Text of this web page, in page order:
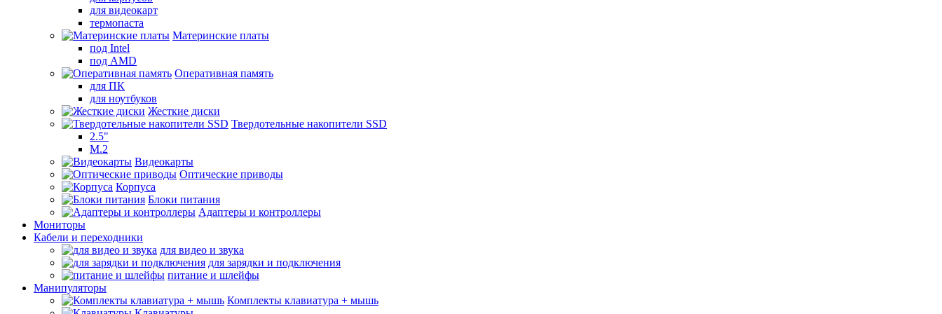
для видеокарт
термопаста
Материнские платы
под Intel
под AMD
Оперативная память
для ПК
для ноутбуков
Жесткие диски
Твердотельные накопители SSD
2.5"
M.2
Видеокарты
Оптические приводы
Корпуса
Блоки питания
Адаптеры и контроллеры
Мониторы
Кабели и переходники
для видео и звука
для зарядки и подключения
питание и шлейфы
Манипуляторы
Комплекты клавиатура + мышь